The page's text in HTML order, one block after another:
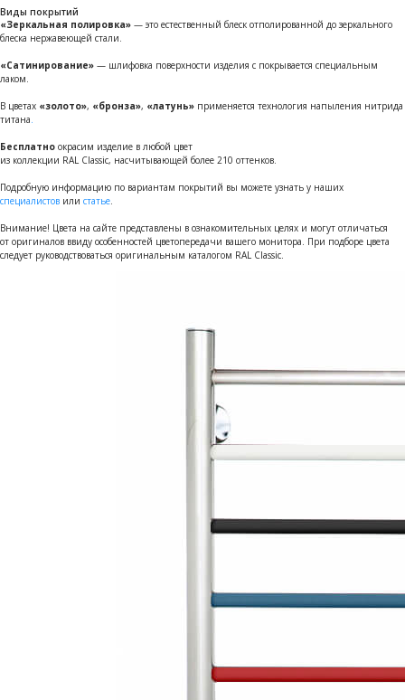
Виды покрытий
«Зеркальная полировка» — это естественный блеск отполированной до зеркального
блеска нержавеющей стали.
«Сатинирование» — шлифовка поверхности изделия с покрывается специальным
лаком.
В цветах «золото», «бронза», «латунь» применяется технология напыления нитрида
титана.
Бесплатно окрасим изделие в любой цвет
из коллекции RAL Classic, насчитывающей более 210 оттенков.
Подробную информацию по вариантам покрытий вы можете узнать у наших
специалистов или статье.
Внимание! Цвета на сайте представлены в ознакомительных целях и могут отличаться
от оригиналов ввиду особенностей цветопередачи вашего монитора. При подборе цвета
следует руководствоваться оригинальным каталогом RAL Classic.